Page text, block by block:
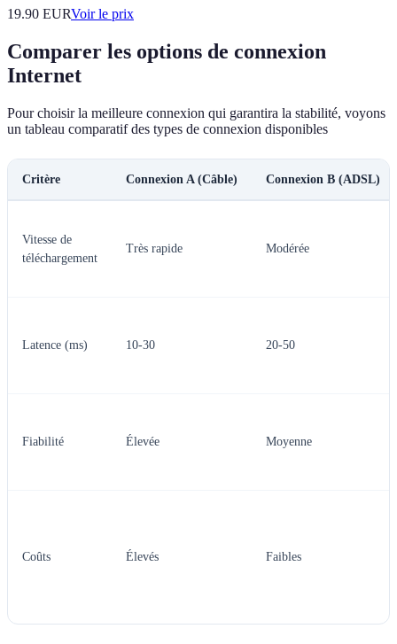
19.90 EURVoir le prix
Comparer les options de connexion
Internet
Pour choisir la meilleure connexion qui garantira la stabilité, voyons
un tableau comparatif des types de connexion disponibles
Critère Connexion A (Câble) Connexion B (ADSL)
Vitesse de
téléchargement
Très rapide Modérée
Latence (ms) 10-30 20-50
Fiabilité Élevée Moyenne
Coûts Élevés Faibles